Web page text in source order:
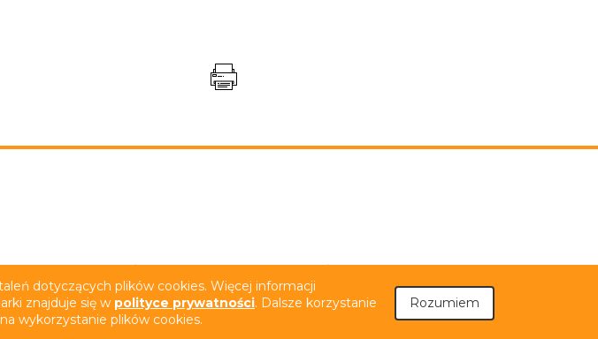
Film z tłumaczeniem PJM Tekst łatwy do czytania (ETR)
dotyczących plików cookies. Więcej informacji
znajduje się w polityce prywatności. Dalsze korzystanie
wykorzystanie plików cookies.
Rozumiem